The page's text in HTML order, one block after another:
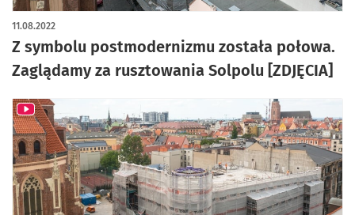
Z symbolu postmodernizmu została połowa.
Zaglądamy za rusztowania Solpolu [ZDJĘCIA]
11.08.2022
artykuł z galerią zdjęć